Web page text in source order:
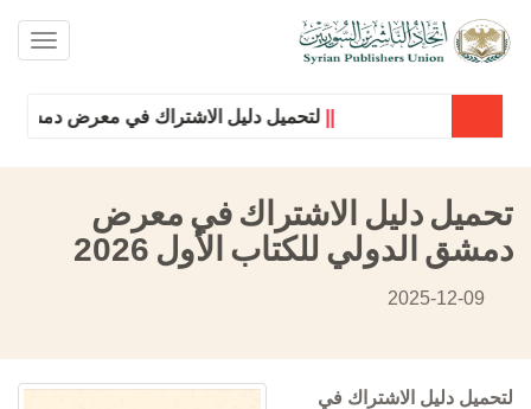
لتحميل دليل الاشتراك في معرض دمشق
تحميل دليل الاشتراك في معرض
دمشق الدولي للكتاب الأول 2026
لتحميل دليل الاشتراك في